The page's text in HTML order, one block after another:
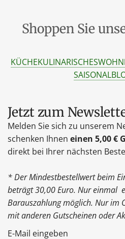
Shoppen Sie
KÜCHEKULINARISCHES
SAISONAL
Jetzt zum
Melden Sie sich zu unserem
schenken Ihnen einen 5,00 €
direkt bei Ihrer nächsten
* Der Mindestbestellwert beim
beträgt 30,00 Euro. Nur einmal
Barauszahlung möglich. Nur im
mit anderen Gutscheinen oder